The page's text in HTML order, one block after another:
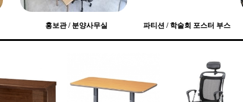
홍보관 / 분양사무실 파티션 / 학술회 포스터 부스